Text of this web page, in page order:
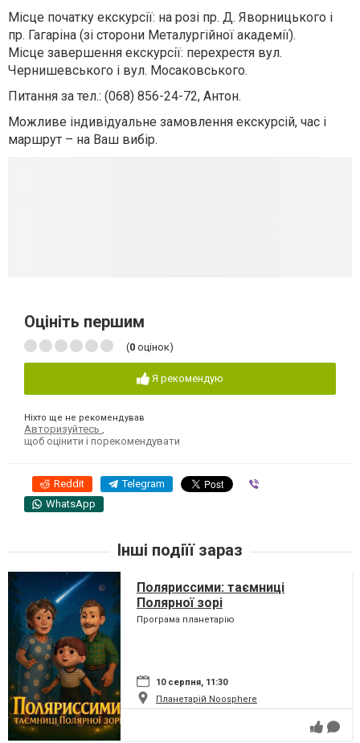
Місце початку екскурсії: на розі пр. Д. Яворницького і
пр. Гагаріна (зі сторони Металургійної академії).
Місце завершення екскурсії: перехрестя вул.
Чернишевського і вул. Мосаковського.
Питання за тел.: (068) 856-24-72, Антон.
Можливе індивідуальне замовлення екскурсій, час і
маршрут – на Ваш вибір.
Оцініть першим
(0 оцінок)
Я рекомендую
Ніхто ще не рекомендував
Авторизуйтесь ,
щоб оцінити і порекомендувати
Reddit Telegram
WhatsApp
Інші подіїї зараз
Поляриссими: таємниці
Полярної зорі
Програма планетарію
10 серпня, 11:30
Планетарій Noosphere